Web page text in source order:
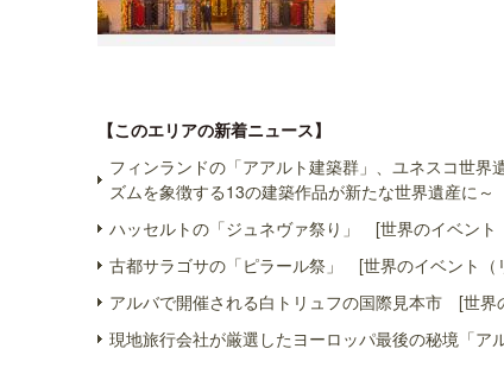
【このエリアの新着ニュース】
フィンランドの「アアルト建築群」、ユネスコ世
ズムを象徴する13の建築作品が新たな世界遺産に
ハッセルトの「ジュネヴァ祭り」 [世界のイベント
古都サラゴサの「ピラール祭」 [世界のイベント（
アルバで開催される白トリュフの国際見本市 [世界
現地旅行会社が厳選したヨーロッパ最後の秘境「